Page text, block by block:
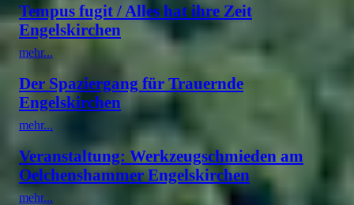
Tempus fugit / Alles hat ihre Zeit
Engelskirchen
mehr...
Der Spaziergang für Trauernde
Engelskirchen
mehr...
Veranstaltung: Werkzeugschmieden am
Oelchenshammer Engelskirchen
mehr...